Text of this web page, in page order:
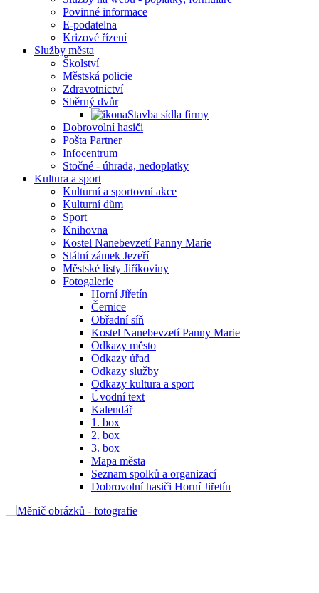
Povinné informace
E-podatelna
Krizové řízení
Služby města
Školství
Městská policie
Zdravotnictví
Sběrný dvůr
Stavba sídla firmy
Dobrovolní hasiči
Pošta Partner
Infocentrum
Stočné - úhrada, nedoplatky
Kultura a sport
Kulturní a sportovní akce
Kulturní dům
Sport
Knihovna
Kostel Nanebevzetí Panny Marie
Státní zámek Jezeří
Městské listy Jiříkoviny
Fotogalerie
Horní Jiřetín
Černice
Obřadní síň
Kostel Nanebevzetí Panny Marie
Odkazy město
Odkazy úřad
Odkazy služby
Odkazy kultura a sport
Úvodní text
Kalendář
1. box
2. box
3. box
Mapa města
Seznam spolků a organizací
Dobrovolní hasiči Horní Jiřetín